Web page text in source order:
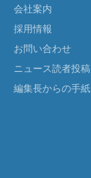
会社案内
採用情報
お問い合わせ
ニュース読者投稿
編集長からの手紙